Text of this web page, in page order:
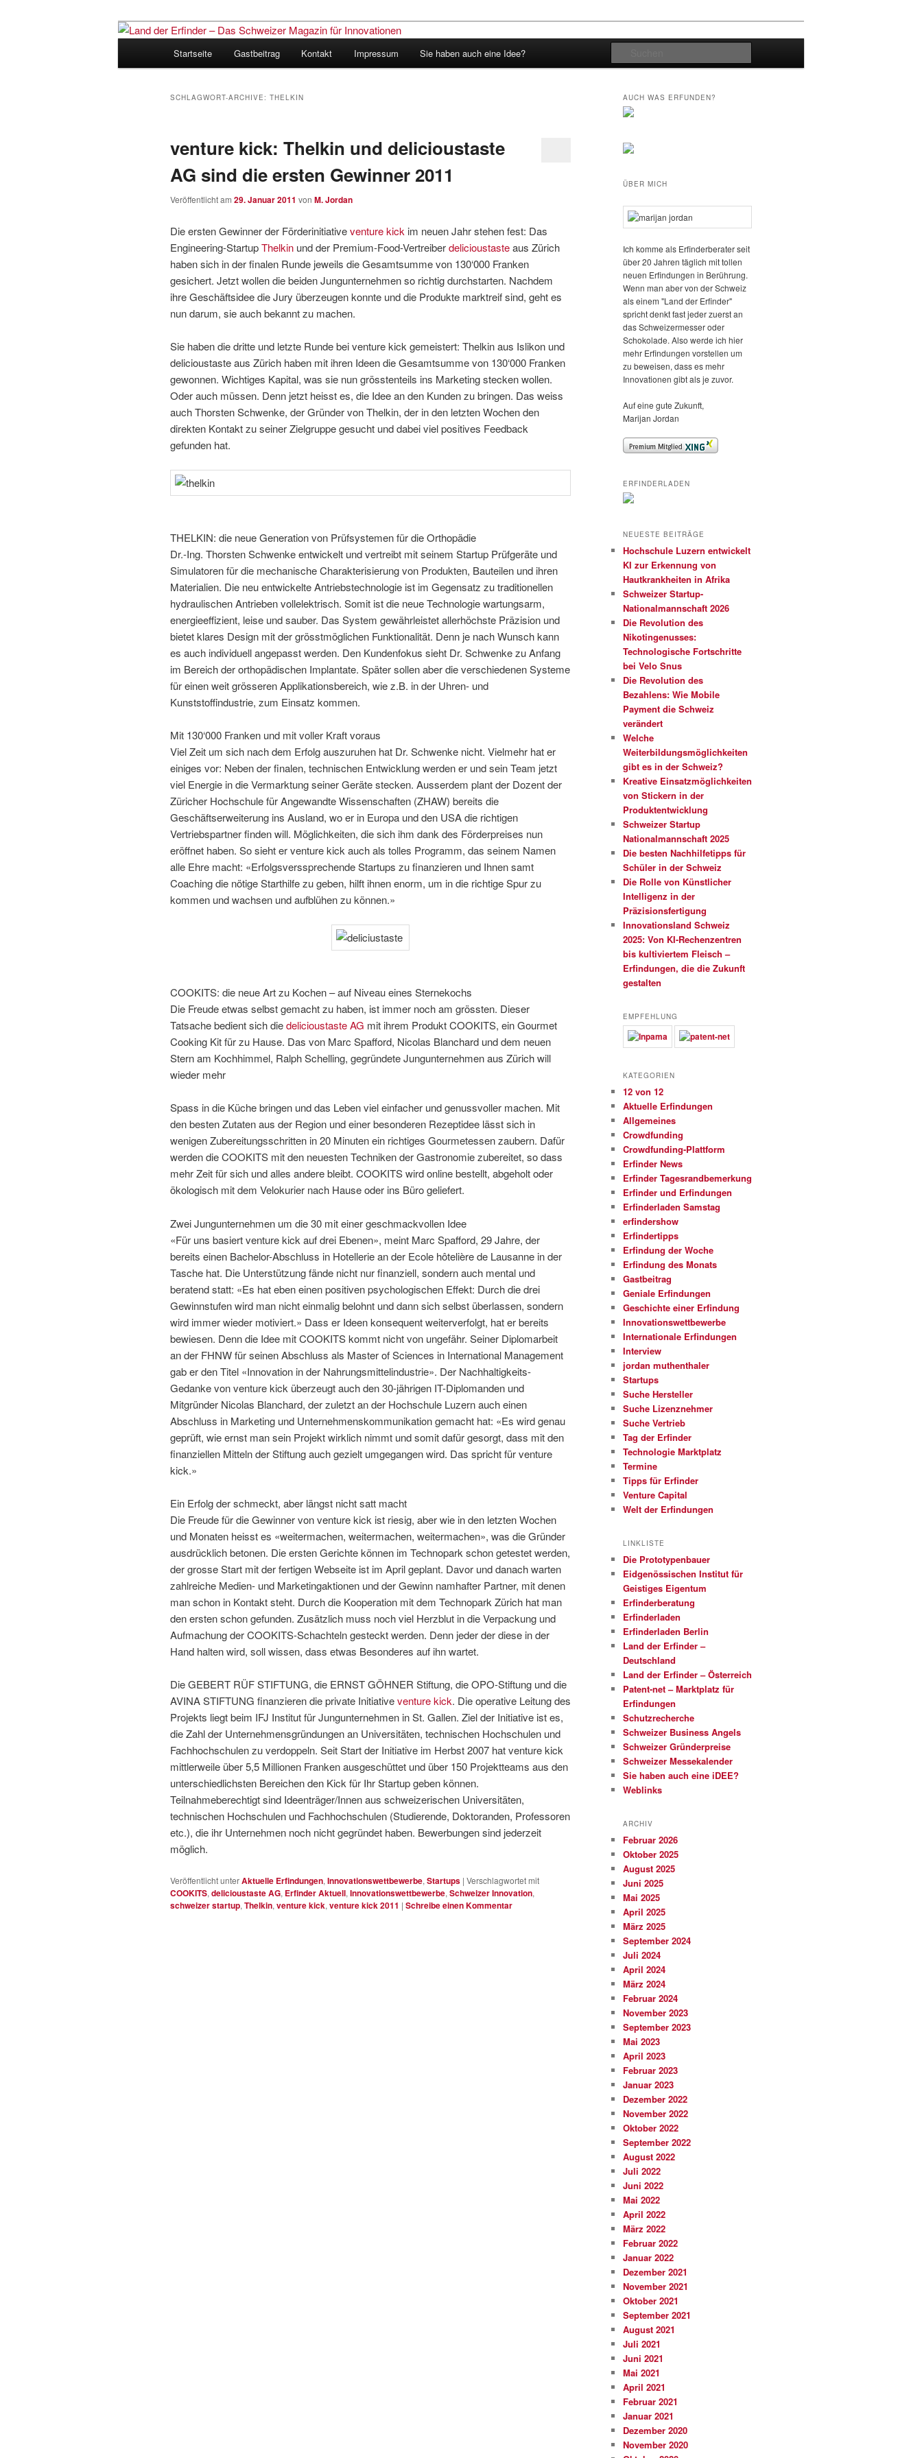
Land der Erfinder – Das Schweizer Magazin
für Innovationen
Startseite Gastbeitrag Kontakt Impressum Sie haben auch eine Idee?
SCHLAGWORT-ARCHIVE: THELKIN
venture kick: Thelkin und delicioustaste
AG sind die ersten Gewinner 2011
Veröffentlicht am 29. Januar 2011 von M. Jordan
Die ersten Gewinner der Förderinitiativeventure kick im neuen Jahr stehen fest: Das
Engineering-StartupThelkin und der Premium-Food-Vertreiberdelicioustasteaus Zürich
haben sich in der finalen Runde jeweils die Gesamtsumme von 130‘000 Franken
gesichert. Jetzt wollen die beiden Jungunternehmen so richtig durchstarten. Nachdem
ihre Geschäftsidee die Jury überzeugen konnte und die Produkte marktreif sind, geht es
nun darum, sie auch bekannt zu machen.
Sie haben die dritte und letzte Runde bei venture kick gemeistert: Thelkin aus Islikon und
delicioustaste aus Zürich haben mit ihren Ideen die Gesamtsumme von 130‘000 Franken
gewonnen. Wichtiges Kapital, was sie nun grösstenteils ins Marketing stecken wollen.
Oder auch müssen. Denn jetzt heisst es, die Idee an den Kunden zu bringen. Das weiss
auch Thorsten Schwenke, der Gründer von Thelkin, der in den letzten Wochen den
direkten Kontakt zu seiner Zielgruppe gesucht und dabei viel positives Feedback
gefunden hat.
THELKIN: die neue Generation von Prüfsystemen für die Orthopädie
Dr.-Ing. Thorsten Schwenke entwickelt und vertreibt mit seinem Startup Prüfgeräte und
Simulatoren für die mechanische Charakterisierung von Produkten, Bauteilen und ihren
Materialien. Die neu entwickelte Antriebstechnologie ist im Gegensatz zu traditionellen
hydraulischen Antrieben vollelektrisch. Somit ist die neue Technologie wartungsarm,
energieeffizient, leise und sauber. Das System gewährleistet allerhöchste Präzision und
bietet klares Design mit der grösstmöglichen Funktionalität. Denn je nach Wunsch kann
es auch individuell angepasst werden. Den Kundenfokus sieht Dr. Schwenke zu Anfang
im Bereich der orthopädischen Implantate. Später sollen aber die verschiedenen Systeme
für einen weit grösseren Applikationsbereich, wie z.B. in der Uhren- und
Kunststoffindustrie, zum Einsatz kommen.
Mit 130‘000 Franken und mit voller Kraft voraus
Viel Zeit um sich nach dem Erfolg auszuruhen hat Dr. Schwenke nicht. Vielmehr hat er
einiges vor: Neben der finalen, technischen Entwicklung werden er und sein Team jetzt
viel Energie in die Vermarktung seiner Geräte stecken. Ausserdem plant der Dozent der
Züricher Hochschule für Angewandte Wissenschaften (ZHAW) bereits die
Geschäftserweiterung ins Ausland, wo er in Europa und den USA die richtigen
Vertriebspartner finden will. Möglichkeiten, die sich ihm dank des Förderpreises nun
eröffnet haben. So sieht er venture kick auch als tolles Programm, das seinem Namen
alle Ehre macht: «Erfolgsverssprechende Startups zu finanzieren und Ihnen samt
Coaching die nötige Starthilfe zu geben, hilft ihnen enorm, um in die richtige Spur zu
kommen und wachsen und aufblühen zu können.»
COOKITS: die neue Art zu Kochen – auf Niveau eines Sternekochs
Die Freude etwas selbst gemacht zu haben, ist immer noch am grössten. Dieser
Tatsache bedient sich diedelicioustaste AG mit ihrem Produkt COOKITS, ein Gourmet
Cooking Kit für zu Hause. Das von Marc Spafford, Nicolas Blanchard und dem neuen
Stern am Kochhimmel, Ralph Schelling, gegründete Jungunternehmen aus Zürich will
wieder mehr
Spass in die Küche bringen und das Leben viel einfacher und genussvoller machen. Mit
den besten Zutaten aus der Region und einer besonderen Rezeptidee lässt sich in
wenigen Zubereitungsschritten in 20 Minuten ein richtiges Gourmetessen zaubern. Dafür
werden die COOKITS mit den neuesten Techniken der Gastronomie zubereitet, so dass
mehr Zeit für sich und alles andere bleibt. COOKITS wird online bestellt, abgeholt oder
ökologisch mit dem Velokurier nach Hause oder ins Büro geliefert.
Zwei Jungunternehmen um die 30 mit einer geschmackvollen Idee
«Für uns basiert venture kick auf drei Ebenen», meint Marc Spafford, 29 Jahre, der
bereits einen Bachelor-Abschluss in Hotellerie an der Ecole hôtelière de Lausanne in der
Tasche hat. Die Unterstützung fände nicht nur finanziell, sondern auch mental und
beratend statt: «Es hat eben einen positiven psychologischen Effekt: Durch die drei
Gewinnstufen wird man nicht einmalig belohnt und dann sich selbst überlassen, sondern
wird immer wieder motiviert.» Dass er Ideen konsequent weiterverfolgt, hat er bereits
bewiesen. Denn die Idee mit COOKITS kommt nicht von ungefähr. Seiner Diplomarbeit
an der FHNW für seinen Abschluss als Master of Sciences in International Management
gab er den Titel «Innovation in der Nahrungsmittelindustrie». Der Nachhaltigkeits-
Gedanke von venture kick überzeugt auch den 30-jährigen IT-Diplomanden und
Mitgründer Nicolas Blanchard, der zuletzt an der Hochschule Luzern auch einen
Abschluss in Marketing und Unternehmenskommunikation gemacht hat: «Es wird genau
geprüft, wie ernst man sein Projekt wirklich nimmt und somit dafür gesorgt, dass mit den
finanziellen Mitteln der Stiftung auch gezielt umgegangen wird. Das spricht für venture
kick.»
Ein Erfolg der schmeckt, aber längst nicht satt macht
Die Freude für die Gewinner von venture kick ist riesig, aber wie in den letzten Wochen
und Monaten heisst es «weitermachen, weitermachen, weitermachen», was die Gründer
ausdrücklich betonen. Die ersten Gerichte können im Technopark schon getestet werden,
der grosse Start mit der fertigen Webseite ist im April geplant. Davor und danach warten
zahlreiche Medien- und Marketingaktionen und der Gewinn namhafter Partner, mit denen
man schon in Kontakt steht. Durch die Kooperation mit dem Technopark Zürich hat man
den ersten schon gefunden. Zusätzlich muss noch viel Herzblut in die Verpackung und
Aufmachung der COOKITS-Schachteln gesteckt werden. Denn jeder der diese in der
Hand halten wird, soll wissen, dass etwas Besonderes auf ihn wartet.
Die GEBERT RÜF STIFTUNG, die ERNST GÖHNER Stiftung, die OPO-Stiftung und die
AVINA STIFTUNG finanzieren die private Initiativeventure kick. Die operative Leitung des
Projekts liegt beim IFJ Institut für Jungunternehmen in St. Gallen. Ziel der Initiative ist es,
die Zahl der Unternehmensgründungen an Universitäten, technischen Hochschulen und
Fachhochschulen zu verdoppeln. Seit Start der Initiative im Herbst 2007 hat venture kick
mittlerweile über 5,5 Millionen Franken ausgeschüttet und über 150 Projektteams aus den
unterschiedlichsten Bereichen den Kick für Ihr Startup geben können.
Teilnahmeberechtigt sind Ideenträger/Innen aus schweizerischen Universitäten,
technischen Hochschulen und Fachhochschulen (Studierende, Doktoranden, Professoren
etc.), die ihr Unternehmen noch nicht gegründet haben. Bewerbungen sind jederzeit
möglich.
Veröffentlicht unterAktuelle Erfindungen, Innovationswettbewerbe, Startups | Verschlagwortet mit
COOKITS, delicioustaste AG, Erfinder Aktuell, Innovationswettbewerbe, Schweizer Innovation,
schweizer startup, Thelkin, venture kick, venture kick 2011 | Schreibe einen Kommentar
AUCH WAS ERFUNDEN?
ÜBER MICH
Ich komme als Erfinderberater seit
über 20 Jahren täglich mit tollen
neuen Erfindungen in Berührung.
Wenn man aber von der Schweiz
als einem "Land der Erfinder"
spricht denkt fast jeder zuerst an
das Schweizermesser oder
Schokolade. Also werde ich hier
mehr Erfindungen vorstellen um
zu beweisen, dass es mehr
Innovationen gibt als je zuvor.
Auf eine gute Zukunft,
Marijan Jordan
ERFINDERLADEN
NEUESTE BEITRÄGE
Hochschule Luzern entwickelt
KI zur Erkennung von
Hautkrankheiten in Afrika
Schweizer Startup-
Nationalmannschaft 2026
Die Revolution des
Nikotingenusses:
Technologische Fortschritte
bei Velo Snus
Die Revolution des
Bezahlens: Wie Mobile
Payment die Schweiz
verändert
Welche
Weiterbildungsmöglichkeiten
gibt es in der Schweiz?
Kreative Einsatzmöglichkeiten
von Stickern in der
Produktentwicklung
Schweizer Startup
Nationalmannschaft 2025
Die besten Nachhilfetipps für
Schüler in der Schweiz
Die Rolle von Künstlicher
Intelligenz in der
Präzisionsfertigung
Innovationsland Schweiz
2025: Von KI-Rechenzentren
bis kultiviertem Fleisch –
Erfindungen, die die Zukunft
gestalten
EMPFEHLUNG
KATEGORIEN
12 von 12
Aktuelle Erfindungen
Allgemeines
Crowdfunding
Crowdfunding-Plattform
Erfinder News
Erfinder Tagesrandbemerkung
Erfinder und Erfindungen
Erfinderladen Samstag
erfindershow
Erfindertipps
Erfindung der Woche
Erfindung des Monats
Gastbeitrag
Geniale Erfindungen
Geschichte einer Erfindung
Innovationswettbewerbe
Internationale Erfindungen
Interview
jordan muthenthaler
Startups
Suche Hersteller
Suche Lizenznehmer
Suche Vertrieb
Tag der Erfinder
Technologie Marktplatz
Termine
Tipps für Erfinder
Venture Capital
Welt der Erfindungen
LINKLISTE
Die Prototypenbauer
Eidgenössischen Institut für
Geistiges Eigentum
Erfinderberatung
Erfinderladen
Erfinderladen Berlin
Land der Erfinder –
Deutschland
Land der Erfinder – Österreich
Patent-net – Marktplatz für
Erfindungen
Schutzrecherche
Schweizer Business Angels
Schweizer Gründerpreise
Schweizer Messekalender
Sie haben auch eine iDEE?
Weblinks
ARCHIV
Februar 2026
Oktober 2025
August 2025
Juni 2025
Mai 2025
April 2025
März 2025
September 2024
Juli 2024
April 2024
März 2024
Februar 2024
November 2023
September 2023
Mai 2023
April 2023
Februar 2023
Januar 2023
Dezember 2022
November 2022
Oktober 2022
September 2022
August 2022
Juli 2022
Juni 2022
Mai 2022
April 2022
März 2022
Februar 2022
Januar 2022
Dezember 2021
November 2021
Oktober 2021
September 2021
August 2021
Juli 2021
Juni 2021
Mai 2021
April 2021
Februar 2021
Januar 2021
Dezember 2020
November 2020